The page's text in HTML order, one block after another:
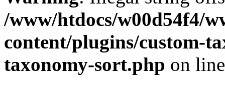
/www/htdocs/w00d54f4/
content/plugins/custom-
taxonomy-sort.php on